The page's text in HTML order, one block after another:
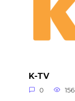
K-TV
0 156